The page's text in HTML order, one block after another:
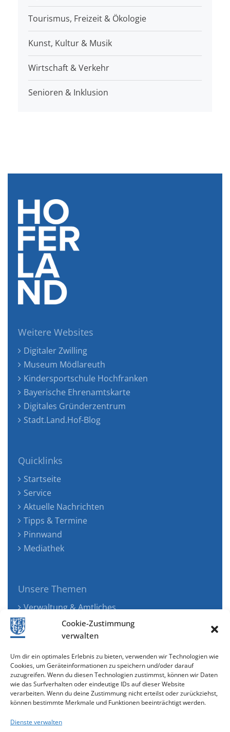
Cookie-Zustimmung
verwalten
Um dir ein optimales Erlebnis zu bieten, verwenden wir Technologien wie
Cookies, um Geräteinformationen zu speichern und/oder darauf
zuzugreifen. Wenn du diesen Technologien zustimmst, können wir Daten
wie das Surfverhalten oder eindeutige IDs auf dieser Website
verarbeiten. Wenn du deine Zustimmung nicht erteilst oder zurückziehst,
können bestimmte Merkmale und Funktionen beeinträchtigt werden.
Dienste verwalten
Tourismus, Freizeit & Ökologie
Kunst, Kultur & Musik
Wirtschaft & Verkehr
Senioren & Inklusion
Weitere Websites
Digitaler Zwilling
Museum Mödlareuth
Kindersportschule Hochfranken
Bayerische Ehrenamtskarte
Digitales Gründerzentrum
Stadt.Land.Hof-Blog
Quicklinks
Startseite
Service
Aktuelle Nachrichten
Tipps & Termine
Pinnwand
Mediathek
Unsere Themen
Verwaltung & Amtliches
Jugend, Familie & Gesundheit
Tourismus, Freizeit & Ökologie
Wirtschaft & Verkehr
Senioren & Inklusion